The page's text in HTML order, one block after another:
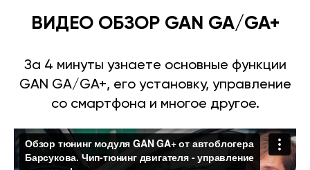
ВИДЕО ОБЗОР GAN GA/GA+
За 4 минуты узнаете основные функции
GAN GA/GA+, его установку, управление
со смартфона и многое другое.